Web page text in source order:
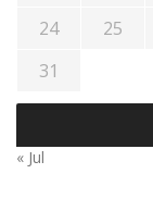
24
25
31
« Jul